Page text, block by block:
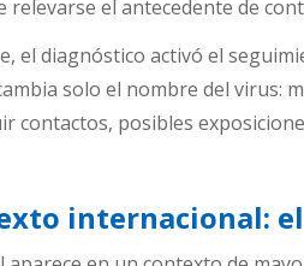
relevarse el antecedente de
el diagnóstico activó el
solo el nombre del virus:
contactos, posibles
internacional: